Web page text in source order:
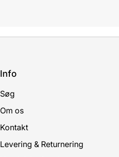
Info
Søg
Om os
Kontakt
Levering & Returnering